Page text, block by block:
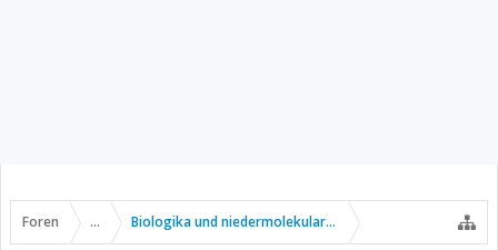
Foren ... Biologika und niedermolekulare Wirkstoffe